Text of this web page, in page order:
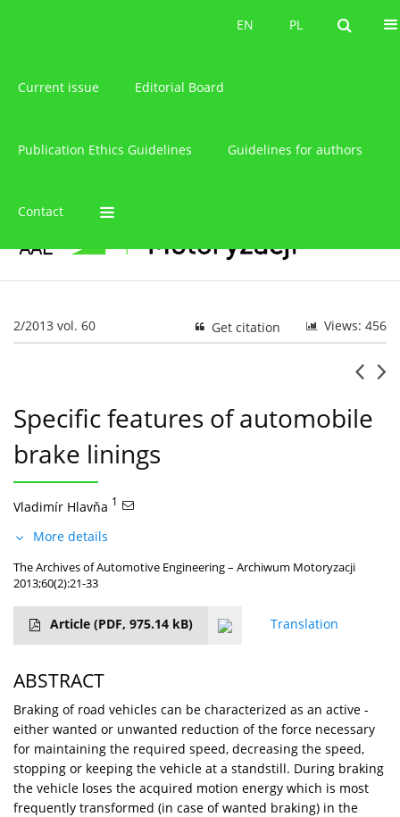
PL
EN PL
EN
Current issue Editorial Board
Publication Ethics Guidelines Guidelines for authors
Contact
2/2013 vol. 60 Views: 456
Get citation
Specific features of automobile
brake linings
Vladimír Hlavňa 1
More details
The Archives of Automotive Engineering – Archiwum Motoryzacji
2013;60(2):21-33
Article (PDF, 975.14 kB) Translation
ABSTRACT
Braking of road vehicles can be characterized as an active -
either wanted or unwanted reduction of the force necessary
for maintaining the required speed, decreasing the speed,
stopping or keeping the vehicle at a standstill. During braking
the vehicle loses the acquired motion energy which is most
frequently transformed (in case of wanted braking) in the